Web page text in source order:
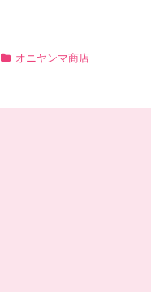
オニヤンマ商店